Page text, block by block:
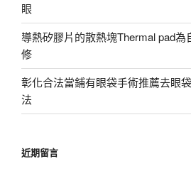
眼
導熱矽膠片的散熱塊Thermal pad
修
彰化合法當鋪有眼袋手術推薦去眼
法
近期留言